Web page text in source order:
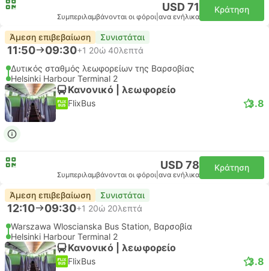
USD 71
Συμπεριλαμβάνονται οι φόροι ανα ενήλικα
Κράτηση
Άμεση επιβεβαίωση Συνιστάται
11:50 09:30+1 20ώ 40λεπτά
Δυτικός σταθμός λεωφορείων της Βαρσοβίας
Helsinki Harbour Terminal 2
Κανονικό | λεωφορείο
FlixBus 3.8
USD 78
Συμπεριλαμβάνονται οι φόροι ανα ενήλικα
Κράτηση
Άμεση επιβεβαίωση Συνιστάται
12:10 09:30+1 20ώ 20λεπτά
Warszawa Wloscianska Bus Station, Βαρσοβία
Helsinki Harbour Terminal 2
Κανονικό | λεωφορείο
FlixBus 3.8